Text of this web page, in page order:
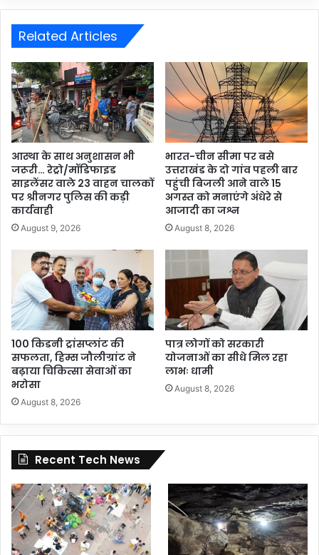
Related Articles
आस्था के साथ अनुशासन भी
जरूरी… रेट्रो/मॉडिफाइड
साइलेंसर वाले 23 वाहन चालकों
पर श्रीनगर पुलिस की कड़ी
कार्यवाही
August 9, 2026
भारत-चीन सीमा पर बसे
उत्तराखंड के दो गांव पहली बार
पहुंची बिजली आने वाले 15
अगस्त को मनाएंगे अंधेरे से
आजादी का जश्न
August 8, 2026
100 किडनी ट्रांसप्लांट की
सफलता, हिम्स जौलीग्रांट ने
बढ़ाया चिकित्सा सेवाओं का
भरोसा
August 8, 2026
पात्र लोगों को सरकारी
योजनाओं का सीधे मिल रहा
लाभः धामी
August 8, 2026
Recent Tech News